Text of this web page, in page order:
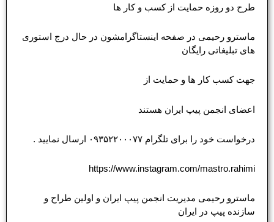
طرح دو روزه حمایت از کسب و کار ها
ماسترو رحیمی در صفحه اینستاگرامشون در حال درج استوری
های تبلیغاتی رایگان
جهت کسب کار ها و حمایت از
اعضای انجمن پیپ ایران هستند
درخواست خود را برای تلگرام ۰۹۳۵۲۲۰۰۰۷۷ ارسال نمایید .
https://www.instagram.com/mastro.rahimi
ماسترو رحیمی مدیریت انجمن پیپ ایران و اولین طراح و
سازنده پیپ در ایران